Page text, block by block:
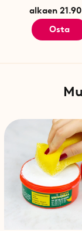
alkaen
Osta